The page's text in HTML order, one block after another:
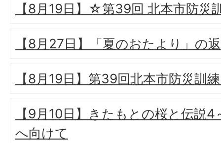
【8月19日】☆第39回 北本市防災
【8月27日】「夏のおたより」の
【8月19日】第39回北本市防災訓
【9月10日】きたもとの桜と伝説
へ向けて